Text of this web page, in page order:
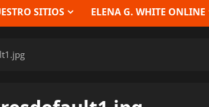
SITIOS ELENA G. WHITE ONLINE